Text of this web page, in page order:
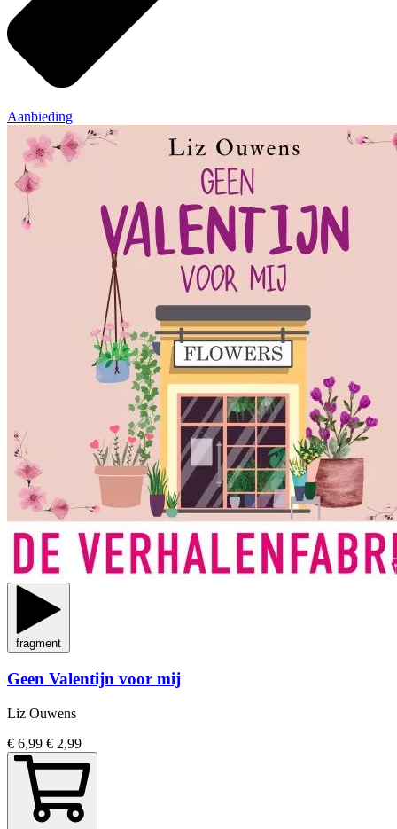
Aanbieding
fragment
Geen Valentijn voor mij
Liz Ouwens
€ 6,99 € 2,99